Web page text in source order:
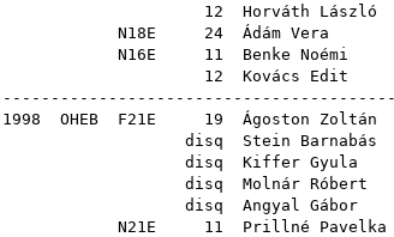
12
Horváth László
N18E 24
Ádám Vera
N16E 11
Benke Noémi
12
Kovács Edit
1998 OHEB F21E 19
Ágoston Zoltán
disq
Stein Barnabás
disq
Kiffer Gyula
disq
Molnár Róbert
disq
Angyal Gábor
N21E 11
Prillné Pavelka